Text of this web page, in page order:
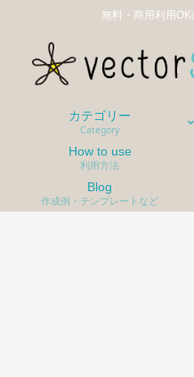
無料・商用利用
カテゴリー
Category
How to use
利用方法
Blog
作成例・テンプレートなど